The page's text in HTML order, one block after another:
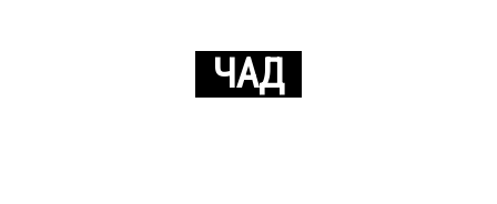
ЧАД